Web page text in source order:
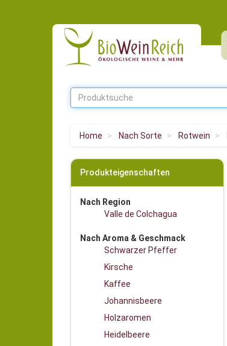
Home Nach Sorte Rotwein
Produkteigenschaften
Nach Region
Valle de Colchagua
Nach Aroma & Geschmack
Schwarzer Pfeffer
Kirsche
Kaffee
Johannisbeere
Holzaromen
Heidelbeere